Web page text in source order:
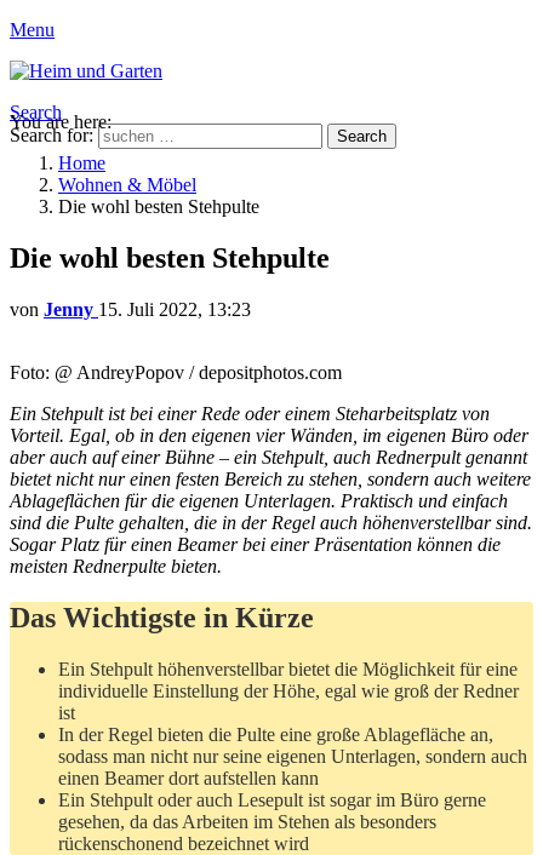
Menu
Search
Search for:
Search
You are here:
Home
Wohnen & Möbel
Die wohl besten Stehpulte
Die wohl besten Stehpulte
von Jenny 15. Juli 2022, 13:23
Foto: @ AndreyPopov / depositphotos.com
Ein Stehpult ist bei einer Rede oder einem Steharbeitsplatz von
Vorteil. Egal, ob in den eigenen vier Wänden, im eigenen Büro oder
aber auch auf einer Bühne – ein Stehpult, auch Rednerpult genannt
bietet nicht nur einen festen Bereich zu stehen, sondern auch weitere
Ablageflächen für die eigenen Unterlagen. Praktisch und einfach
sind die Pulte gehalten, die in der Regel auch höhenverstellbar sind.
Sogar Platz für einen Beamer bei einer Präsentation können die
meisten Rednerpulte bieten.
Das Wichtigste in Kürze
Ein Stehpult höhenverstellbar bietet die Möglichkeit für eine
individuelle Einstellung der Höhe, egal wie groß der Redner
ist
In der Regel bieten die Pulte eine große Ablagefläche an,
sodass man nicht nur seine eigenen Unterlagen, sondern auch
einen Beamer dort aufstellen kann
Ein Stehpult oder auch Lesepult ist sogar im Büro gerne
gesehen, da das Arbeiten im Stehen als besonders
rückenschonend bezeichnet wird